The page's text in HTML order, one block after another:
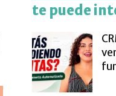
te puede